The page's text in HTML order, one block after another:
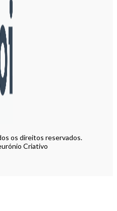
os direitos reservados.
Criativo